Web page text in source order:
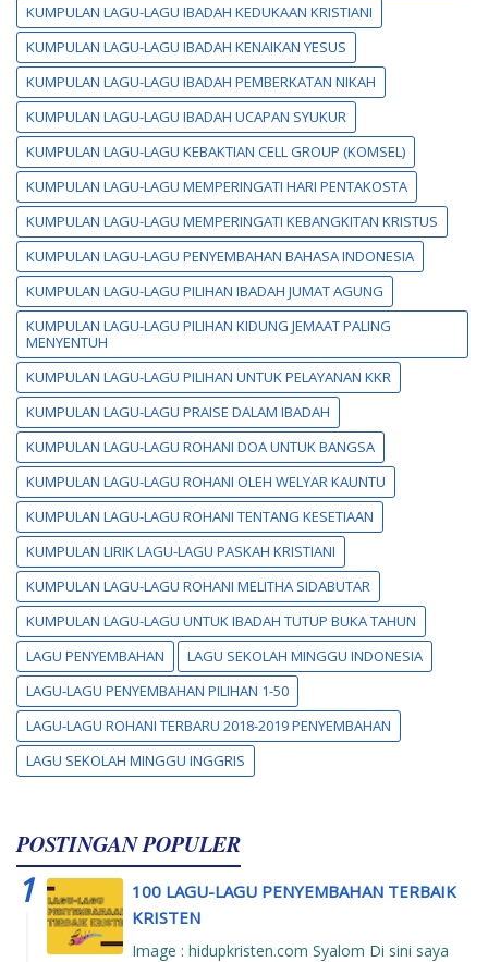
KUMPULAN LAGU-LAGU IBADAH KEDUKAAN KRISTIANI
KUMPULAN LAGU-LAGU IBADAH KENAIKAN YESUS
KUMPULAN LAGU-LAGU IBADAH PEMBERKATAN NIKAH
KUMPULAN LAGU-LAGU IBADAH UCAPAN SYUKUR
KUMPULAN LAGU-LAGU KEBAKTIAN CELL GROUP (KOMSEL)
KUMPULAN LAGU-LAGU MEMPERINGATI HARI PENTAKOSTA
KUMPULAN LAGU-LAGU MEMPERINGATI KEBANGKITAN KRISTUS
KUMPULAN LAGU-LAGU PENYEMBAHAN BAHASA INDONESIA
KUMPULAN LAGU-LAGU PILIHAN IBADAH JUMAT AGUNG
KUMPULAN LAGU-LAGU PILIHAN KIDUNG JEMAAT PALING
MENYENTUH
KUMPULAN LAGU-LAGU PILIHAN UNTUK PELAYANAN KKR
KUMPULAN LAGU-LAGU PRAISE DALAM IBADAH
KUMPULAN LAGU-LAGU ROHANI DOA UNTUK BANGSA
KUMPULAN LAGU-LAGU ROHANI OLEH WELYAR KAUNTU
KUMPULAN LAGU-LAGU ROHANI TENTANG KESETIAAN
KUMPULAN LIRIK LAGU-LAGU PASKAH KRISTIANI
KUMPULAN LAGU-LAGU ROHANI MELITHA SIDABUTAR
KUMPULAN LAGU-LAGU UNTUK IBADAH TUTUP BUKA TAHUN
LAGU PENYEMBAHAN
LAGU SEKOLAH MINGGU INDONESIA
LAGU-LAGU PENYEMBAHAN PILIHAN 1-50
LAGU-LAGU ROHANI TERBARU 2018-2019 PENYEMBAHAN
LAGU SEKOLAH MINGGU INGGRIS
POSTINGAN POPULER
100 LAGU-LAGU PENYEMBAHAN TERBAIK
KRISTEN
Image : hidupkristen.com Syalom Di sini saya